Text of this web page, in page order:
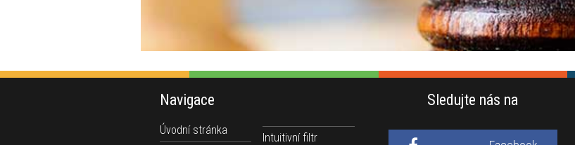
Navigace
Úvodní stránka
Intuitivní filtr
Sledujte nás na